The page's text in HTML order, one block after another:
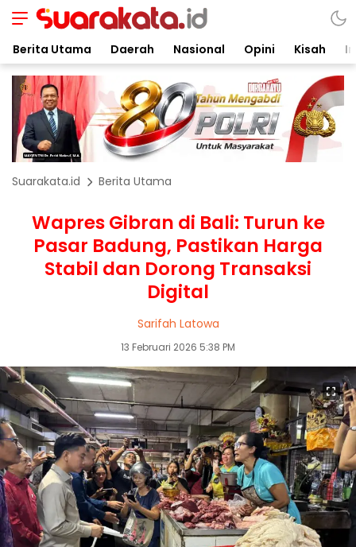
Berita Utama Daerah Nasional Opini Kisah
Suarakata.id Berita Utama
Wapres Gibran di Bali: Turun ke
Pasar Badung, Pastikan Harga
Stabil dan Dorong Transaksi
Digital
Sarifah Latowa
13 Februari 2026 5:38 PM